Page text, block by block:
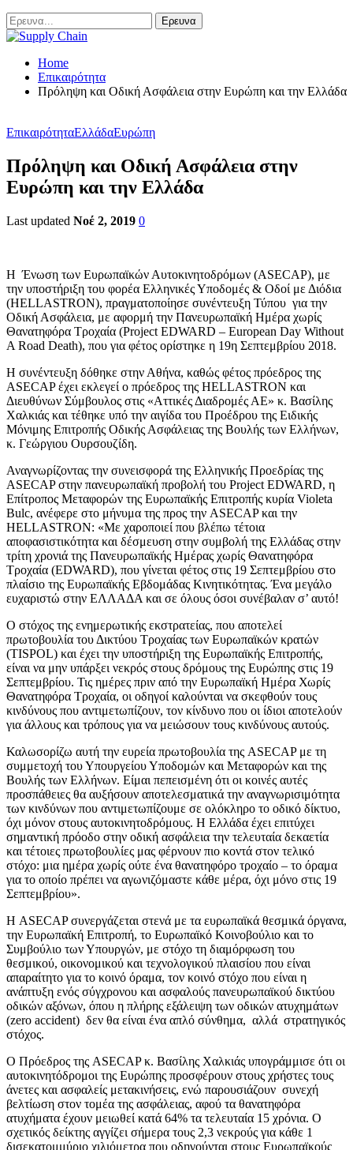
Home
Επικαιρότητα
Πρόληψη και Οδική Ασφάλεια στην Ευρώπη και την Ελλάδα
ΕπικαιρότηταΕλλάδαΕυρώπη
Πρόληψη και Οδική Ασφάλεια στην
Ευρώπη και την Ελλάδα
Last updated Νοέ 2, 2019 0
Η Ένωση των Ευρωπαϊκών Αυτοκινητοδρόμων (ASECAP), με
την υποστήριξη του φορέα Ελληνικές Υποδομές & Οδοί με Διόδια
(HELLASTRON), πραγματοποίησε συνέντευξη Τύπου για την
Οδική Ασφάλεια, με αφορμή την Πανευρωπαϊκή Ημέρα χωρίς
Θανατηφόρα Τροχαία (Project EDWARD – European Day Without
A Road Death), που για φέτος ορίστηκε η 19η Σεπτεμβρίου 2018.
Η συνέντευξη δόθηκε στην Αθήνα, καθώς φέτος πρόεδρος της
ASECAP έχει εκλεγεί o πρόεδρος της HELLASTRON και
Διευθύνων Σύμβουλος στις «Αττικές Διαδρομές ΑΕ» κ. Βασίλης
Χαλκιάς και τέθηκε υπό την αιγίδα του Προέδρου της Ειδικής
Μόνιμης Επιτροπής Οδικής Ασφάλειας της Βουλής των Ελλήνων,
κ. Γεώργιου Ουρσουζίδη.
Αναγνωρίζοντας την συνεισφορά της Ελληνικής Προεδρίας της
ASECAP στην πανευρωπαϊκή προβολή του Project EDWARD, η
Επίτροπος Μεταφορών της Ευρωπαϊκής Επιτροπής κυρία Violeta
Bulc, ανέφερε στο μήνυμα της προς την ASECAP και την
HELLASTRON: «Με χαροποιεί που βλέπω τέτοια
αποφασιστικότητα και δέσμευση στην συμβολή της Ελλάδας στην
τρίτη χρονιά της Πανευρωπαϊκής Ημέρας χωρίς Θανατηφόρα
Τροχαία (EDWARD), που γίνεται φέτος στις 19 Σεπτεμβρίου στο
πλαίσιο της Ευρωπαϊκής Εβδομάδας Κινητικότητας. Ένα μεγάλο
ευχαριστώ στην ΕΛΛΑΔΑ και σε όλους όσοι συνέβαλαν σ’ αυτό!
Ο στόχος της ενημερωτικής εκστρατείας, που αποτελεί
πρωτοβουλία του Δικτύου Τροχαίας των Ευρωπαϊκών κρατών
(TISPOL) και έχει την υποστήριξη της Ευρωπαϊκής Επιτροπής,
είναι να μην υπάρξει νεκρός στους δρόμους της Ευρώπης στις 19
Σεπτεμβρίου. Τις ημέρες πριν από την Ευρωπαϊκή Ημέρα Χωρίς
Θανατηφόρα Τροχαία, οι οδηγοί καλούνται να σκεφθούν τους
κινδύνους που αντιμετωπίζουν, τον κίνδυνο που οι ίδιοι αποτελούν
για άλλους και τρόπους για να μειώσουν τους κινδύνους αυτούς.
Καλωσορίζω αυτή την ευρεία πρωτοβουλία της ASECAP με τη
συμμετοχή του Υπουργείου Υποδομών και Μεταφορών και της
Βουλής των Ελλήνων. Είμαι πεπεισμένη ότι οι κοινές αυτές
προσπάθειες θα αυξήσουν αποτελεσματικά την αναγνωρισιμότητα
των κινδύνων που αντιμετωπίζουμε σε ολόκληρο το οδικό δίκτυο,
όχι μόνον στους αυτοκινητοδρόμους. Η Ελλάδα έχει επιτύχει
σημαντική πρόοδο στην οδική ασφάλεια την τελευταία δεκαετία
και τέτοιες πρωτοβουλίες μας φέρνουν πιο κοντά στον τελικό
στόχο: μια ημέρα χωρίς ούτε ένα θανατηφόρο τροχαίο – το όραμα
για το οποίο πρέπει να αγωνιζόμαστε κάθε μέρα, όχι μόνο στις 19
Σεπτεμβρίου».
Η ASECAP συνεργάζεται στενά με τα ευρωπαϊκά θεσμικά όργανα,
την Ευρωπαϊκή Επιτροπή, το Ευρωπαϊκό Κοινοβούλιο και το
Συμβούλιο των Υπουργών, με στόχο τη διαμόρφωση του
θεσμικού, οικονομικού και τεχνολογικού πλαισίου που είναι
απαραίτητο για το κοινό όραμα, τον κοινό στόχο που είναι η
ανάπτυξη ενός σύγχρονου και ασφαλούς πανευρωπαϊκού δικτύου
οδικών αξόνων, όπου η πλήρης εξάλειψη των οδικών ατυχημάτων
(zero accident) δεν θα είναι ένα απλό σύνθημα, αλλά στρατηγικός
στόχος.
Ο Πρόεδρος της ASECAP κ. Βασίλης Χαλκιάς υπογράμμισε ότι οι
αυτοκινητόδρομοι της Ευρώπης προσφέρουν στους χρήστες τους
άνετες και ασφαλείς μετακινήσεις, ενώ παρουσιάζουν συνεχή
βελτίωση στον τομέα της ασφάλειας, αφού τα θανατηφόρα
ατυχήματα έχουν μειωθεί κατά 64% τα τελευταία 15 χρόνια. Ο
σχετικός δείκτης αγγίζει σήμερα τους 2,3 νεκρούς για κάθε 1
δισεκατομμύριο χιλιόμετρα που οδηγούνται στους Ευρωπαϊκούς